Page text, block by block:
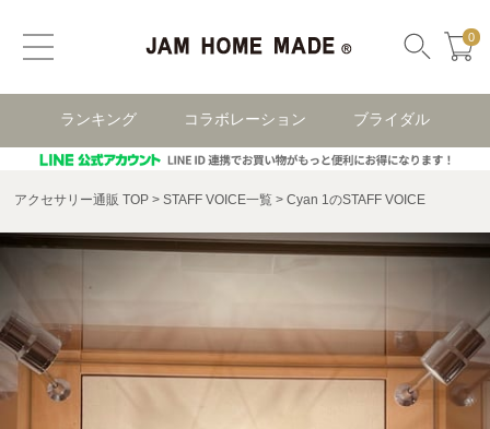
0
ランキング コラボレーション ブライダル
アクセサリー通販 TOP STAFF VOICE一覧 Cyan 1のSTAFF VOICE